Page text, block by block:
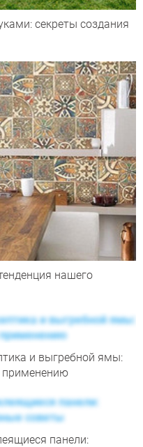
секреты создания
нашего
и выгребной ямы:
применению
панели: